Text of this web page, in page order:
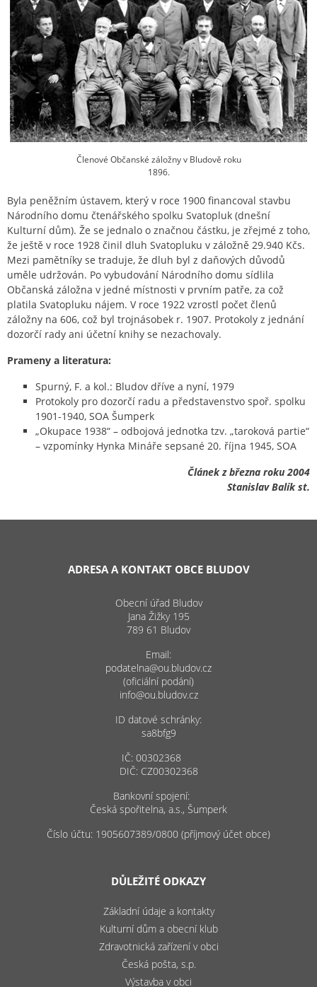
Členové Občanské záložny v Bludově roku
1896.
Byla peněžním ústavem, který v roce 1900 financoval stavbu
Národního domu čtenářského spolku Svatopluk (dnešní
Kulturní dům). Že se jednalo o značnou částku, je zřejmé z toho,
že ještě v roce 1928 činil dluh Svatopluku v záložně 29.940 Kčs.
Mezi pamětníky se traduje, že dluh byl z daňových důvodů
uměle udržován. Po vybudování Národního domu sídlila
Občanská záložna v jedné místnosti v prvním patře, za což
platila Svatopluku nájem. V roce 1922 vzrostl počet členů
záložny na 606, což byl trojnásobek r. 1907. Protokoly z jednání
dozorčí rady ani účetní knihy se nezachovaly.
Prameny a literatura:
Spurný, F. a kol.: Bludov dříve a nyní, 1979
Protokoly pro dozorčí radu a představenstvo spoř. spolku
1901-1940, SOA Šumperk
„Okupace 1938“ – odbojová jednotka tzv. „taroková partie“
– vzpomínky Hynka Mináře sepsané 20. října 1945, SOA
Článek z března roku 2004
Stanislav Balík st.
ADRESA A KONTAKT OBCE BLUDOV
Obecní úřad Bludov
Jana Žižky 195
789 61 Bludov
Email:
podatelna@ou.bludov.cz
(oficiální podání)
info@ou.bludov.cz
ID datové schránky:
sa8bfg9
IČ: 00302368
DIČ: CZ00302368
Bankovní spojení:
Česká spořitelna, a.s., Šumperk
Číslo účtu: 1905607389/0800 (příjmový účet obce)
DŮLEŽITÉ ODKAZY
Základní údaje a kontakty
Kulturní dům a obecní klub
Zdravotnická zařízení v obci
Česká pošta, s.p.
Výstavba v obci